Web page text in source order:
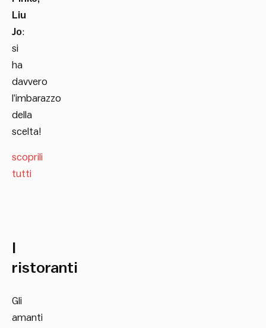
Liu
Jo:
si
ha
davvero
l’imbarazzo
della
scelta!
scoprili
tutti
ristoranti
Gli
amanti